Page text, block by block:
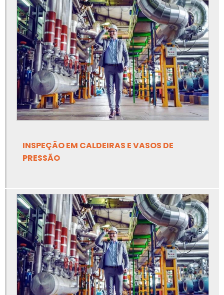
Apreciação de risco de máquinas e equipamentos nr 12
Apreciação de riscos nr 12
Canalização de válvulas de segurança
Elaboração de prontuário nr10
Empresa de adequação de máquinas nr12
Empresa de análise de risco de amônia
Empresa de apreciação de risco de equipamentos
Empresa de apreciação de risco de máquinas e
equipamentos
Empresa de elaboração de prontuário nr10
Empresa de inspeção de tubulação industrial
INSPEÇÃO EM CALDEIRAS E VASOS DE
PRESSÃO